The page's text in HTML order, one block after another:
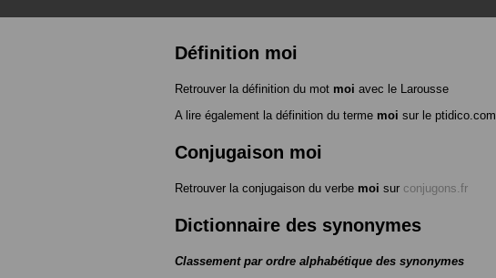
Définition moi
Retrouver la définition du mot moi avec le Larousse
A lire également la définition du terme moi sur le ptidico.com
Conjugaison moi
Retrouver la conjugaison du verbe moi sur conjugons.fr
Dictionnaire des synonymes
Classement par ordre alphabétique des synonymes